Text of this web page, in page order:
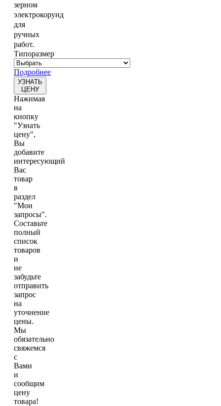
зерном
электрокорунд
для
ручных
работ.
Типоразмер
Подробнее
УЗНАТЬ
ЦЕНУ
Нажимая
на
кнопку
"Узнать
цену",
Вы
добавите
интересующий
Вас
товар
в
раздел
"Мои
запросы".
Составьте
полный
список
товаров
и
не
забудьте
отправить
запрос
на
уточнение
цены.
Мы
обязательно
свяжемся
с
Вами
и
сообщим
цену
товара!